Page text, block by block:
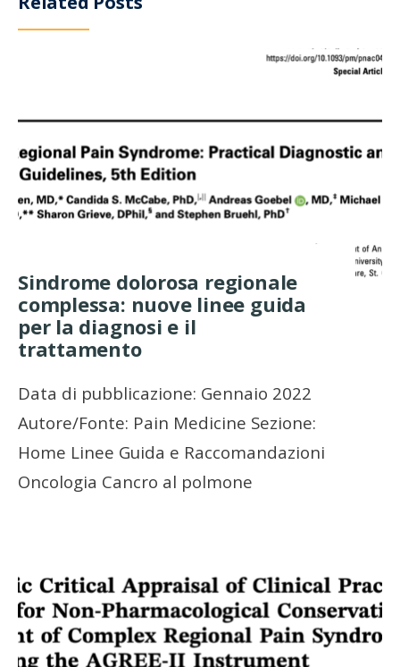
Sindrome dolorosa regionale
complessa: nuove linee guida
per la diagnosi e il
trattamento
Data di pubblicazione: Gennaio 2022
Autore/Fonte: Pain Medicine Sezione:
Home Linee Guida e Raccomandazioni
Oncologia Cancro al polmone